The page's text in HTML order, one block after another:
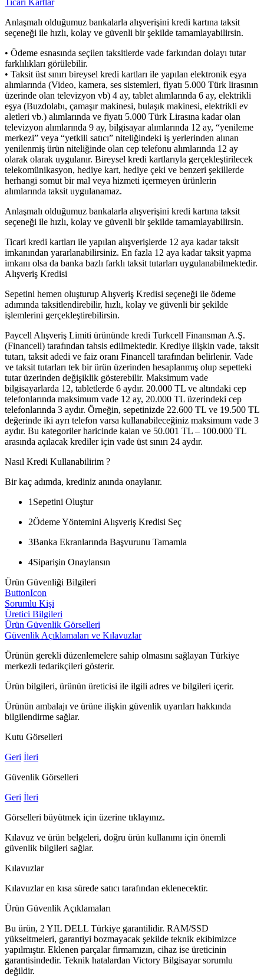
Ticari Kartlar
Anlaşmalı olduğumuz bankalarla alışverişini kredi kartına taksit
seçeneği ile hızlı, kolay ve güvenli bir şekilde tamamlayabilirsin.
• Ödeme esnasında seçilen taksitlerde vade farkından dolayı tutar
farklılıkları görülebilir.
• Taksit üst sınırı bireysel kredi kartları ile yapılan elektronik eşya
alımlarında (Video, kamera, ses sistemleri, fiyatı 5.000 Türk lirasının
üzerinde olan televizyon vb) 4 ay, tablet alımlarında 6 ay, elektrikli
eşya (Buzdolabı, çamaşır makinesi, bulaşık makinesi, elektrikli ev
aletleri vb.) alımlarında ve fiyatı 5.000 Türk Lirasına kadar olan
televizyon alımlarında 9 ay, bilgisayar alımlarında 12 ay, “yenileme
merkezi” veya “yetkili satıcı” niteliğindeki iş yerlerinden alınan
yenilenmiş ürün niteliğinde olan cep telefonu alımlarında 12 ay
olarak olarak uygulanır. Bireysel kredi kartlarıyla gerçekleştirilecek
telekomünikasyon, hediye kart, hediye çeki ve benzeri şekillerde
herhangi somut bir mal veya hizmeti içermeyen ürünlerin
alımlarında taksit uygulanamaz.
Anlaşmalı olduğumuz bankalarla alışverişini kredi kartına taksit
seçeneği ile hızlı, kolay ve güvenli bir şekilde tamamlayabilirsin.
Ticari kredi kartları ile yapılan alışverişlerde 12 aya kadar taksit
imkanından yararlanabilirsiniz. En fazla 12 aya kadar taksit yapma
imkanı olsa da banka bazlı farklı taksit tutarları uygulanabilmektedir.
Alışveriş Kredisi
Sepetini hemen oluşturup Alışveriş Kredisi seçeneği ile ödeme
adımında taksitlendirebilir, hızlı, kolay ve güvenli bir şekilde
işlemlerini gerçekleştirebilirsin.
Paycell Alışveriş Limiti ürününde kredi Turkcell Finansman A.Ş.
(Financell) tarafından tahsis edilmektedir. Krediye ilişkin vade, taksit
tutarı, taksit adedi ve faiz oranı Financell tarafından belirlenir. Vade
ve taksit tutarları tek bir ürün üzerinden hesaplanmış olup sepetteki
tutar üzerinden değişiklik gösterebilir. Maksimum vade
bilgisayarlarda 12, tabletlerde 6 aydır. 20.000 TL ve altındaki cep
telefonlarında maksimum vade 12 ay, 20.000 TL üzerindeki cep
telefonlarında 3 aydır. Örneğin, sepetinizde 22.600 TL ve 19.500 TL
değerinde iki ayrı telefon varsa kullanabileceğiniz maksimum vade 3
aydır. Bu kategoriler haricinde kalan ve 50.001 TL – 100.000 TL
arasında açılacak krediler için vade üst sınırı 24 aydır.
Nasıl Kredi Kullanabilirim ?
Bir kaç adımda, krediniz anında onaylanır.
1Sepetini Oluştur
2Ödeme Yöntemini Alışveriş Kredisi Seç
3Banka Ekranlarında Başvurunu Tamamla
4Siparişin Onaylansın
Ürün Güvenliği Bilgileri
ButtonIcon
Sorumlu Kişi
Üretici Bilgileri
Ürün Güvenlik Görselleri
Güvenlik Açıklamaları ve Kılavuzlar
Ürünün gerekli düzenlemelere sahip olmasını sağlayan Türkiye
merkezli tedarikçileri gösterir.
Ürün bilgileri, ürünün üreticisi ile ilgili adres ve bilgileri içerir.
Ürünün ambalajı ve ürüne ilişkin güvenlik uyarıları hakkında
bilgilendirme sağlar.
Kutu Görselleri
Geri İleri
Güvenlik Görselleri
Geri İleri
Görselleri büyütmek için üzerine tıklayınız.
Kılavuz ve ürün belgeleri, doğru ürün kullanımı için önemli
güvenlik bilgileri sağlar.
Kılavuzlar
Kılavuzlar en kısa sürede satıcı tarafından eklenecektir.
Ürün Güvenlik Açıklamaları
Bu ürün, 2 YIL DELL Türkiye garantilidir. RAM/SSD
yükseltmeleri, garantiyi bozmayacak şekilde teknik ekibimizce
yapılmıştır. Eklenen parçalar firmamızın, cihaz ise üreticinin
garantisindedir. Teknik hatalardan Victory Bilgisayar sorumlu
değildir.